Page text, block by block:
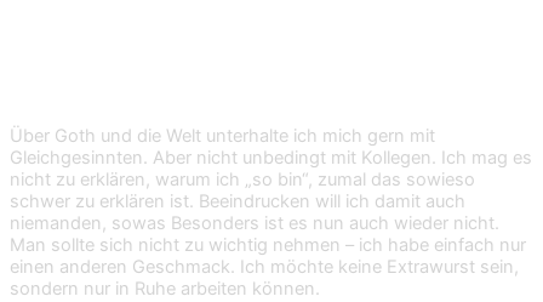
Über Goth und die Welt unterhalte ich mich gern mit
Gleichgesinnten. Aber nicht unbedingt mit Kollegen. Ich mag es
nicht zu erklären, warum ich „so bin“, zumal das sowieso
schwer zu erklären ist. Beeindrucken will ich damit auch
niemanden, sowas Besonders ist es nun auch wieder nicht.
Man sollte sich nicht zu wichtig nehmen – ich habe einfach nur
einen anderen Geschmack. Ich möchte keine Extrawurst sein,
sondern nur in Ruhe arbeiten können.